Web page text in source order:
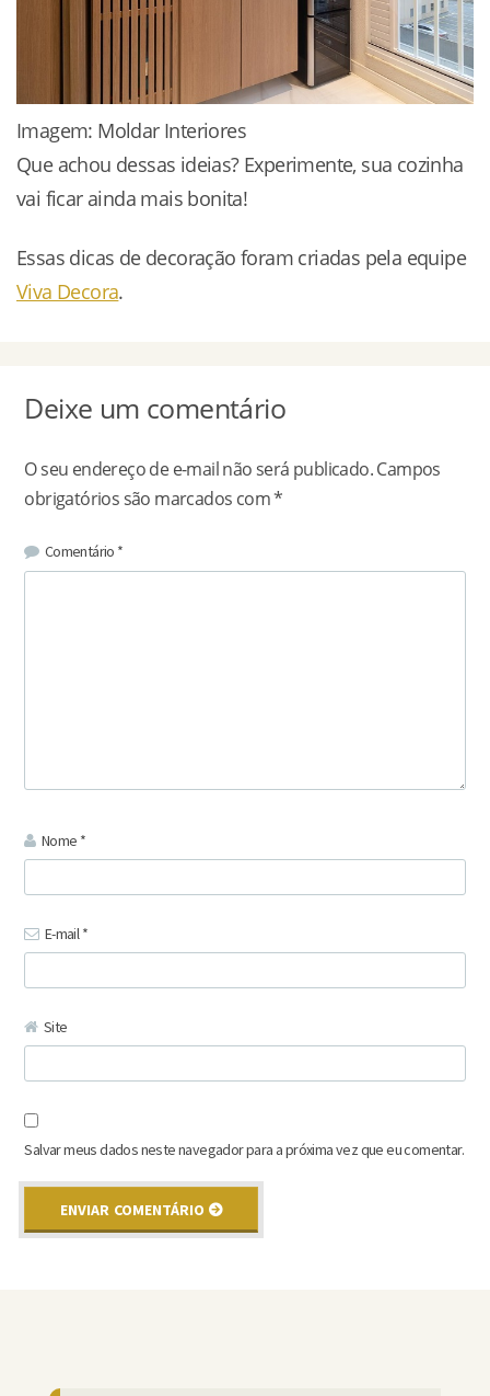
Imagem: Moldar Interiores
Que achou dessas ideias? Experimente, sua cozinha
vai ficar ainda mais bonita!
Essas dicas de decoração foram criadas pela equipe
Viva Decora.
Deixe um comentário
O seu endereço de e-mail não será publicado.Campos
obrigatórios são marcados com*
Comentário *
Nome *
E-mail*
Site
Salvar meus dados neste navegador para a próxima vez que eu comentar.